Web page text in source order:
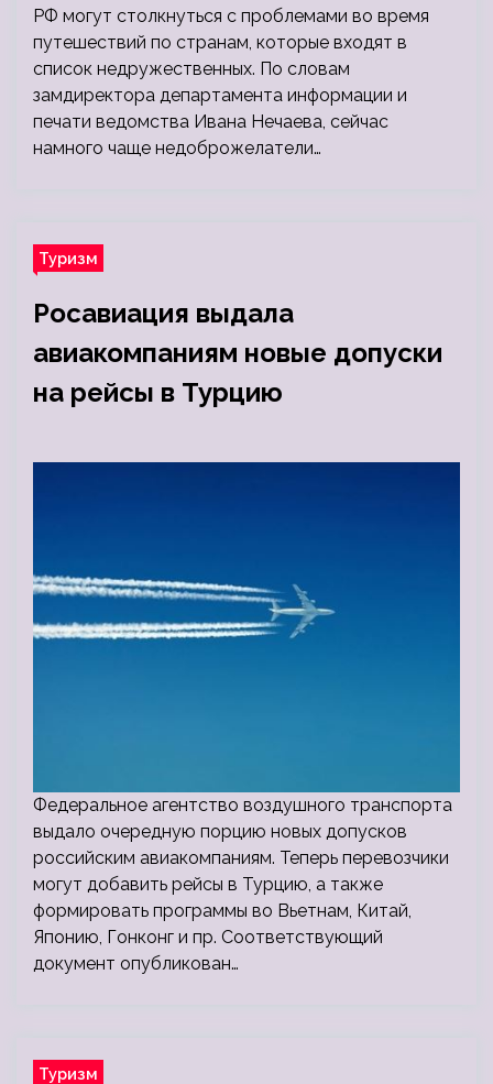
РФ могут столкнуться с проблемами во время
путешествий по странам, которые входят в
список недружественных. По словам
замдиректора департамента информации и
печати ведомства Ивана Нечаева, сейчас
намного чаще недоброжелатели…
Туризм
Росавиация выдала
авиакомпаниям новые допуски
на рейсы в Турцию
Федеральное агентство воздушного транспорта
выдало очередную порцию новых допусков
российским авиакомпаниям. Теперь перевозчики
могут добавить рейсы в Турцию, а также
формировать программы во Вьетнам, Китай,
Японию, Гонконг и пр. Соответствующий
документ опубликован…
Туризм